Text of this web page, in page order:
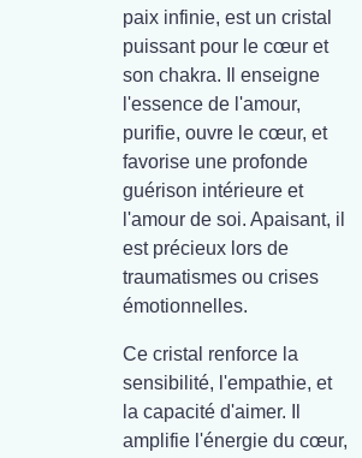
paix infinie, est un cristal
puissant pour le cœur et
son chakra. Il enseigne
l'essence de l'amour,
purifie, ouvre le cœur, et
favorise une profonde
guérison intérieure et
l'amour de soi. Apaisant, il
est précieux lors de
traumatismes ou crises
émotionnelles.
Ce cristal renforce la
sensibilité, l'empathie, et
la capacité d'aimer. Il
amplifie l'énergie du cœur,